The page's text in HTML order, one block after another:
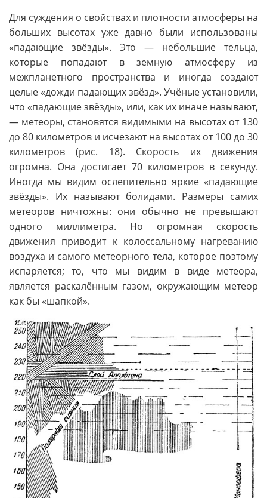
Для суждения о свойствах и плотности атмосферы на
больших высотах уже давно были использованы
«падающие звёзды». Это — небольшие тельца,
которые попадают в земную атмосферу из
межпланетного пространства и иногда создают
целые «дожди падающих звёзд». Учёные установили,
что «падающие звёзды», или, как их иначе называют,
— метеоры, становятся видимыми на высотах от 130
до 80 километров и исчезают на высотах от 100 до 30
километров (рис. 18). Скорость их движения
огромна. Она достигает 70 километров в секунду.
Иногда мы видим ослепительно яркие «падающие
звёзды». Их называют болидами. Размеры самих
метеоров ничтожны: они обычно не превышают
одного миллиметра. Но огромная скорость
движения приводит к колоссальному нагреванию
воздуха и самого метеорного тела, которое поэтому
испаряется; то, что мы видим в виде метеора,
является раскалённым газом, окружающим метеор
как бы «шапкой».